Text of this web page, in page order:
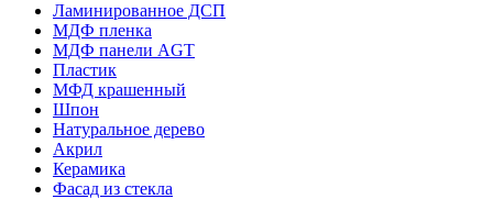
Ламинированное ДСП
МДФ пленка
МДФ панели AGT
Пластик
МФД крашенный
Шпон
Натуральное дерево
Акрил
Керамика
Фасад из стекла